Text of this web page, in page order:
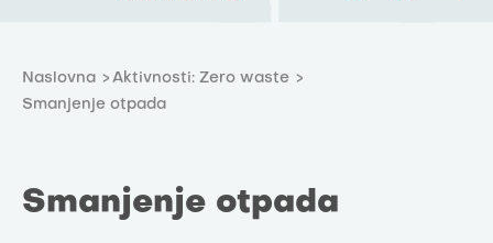
Naslovna
Aktivnosti: Zero waste
Smanjenje otpada
Smanjenje otpada